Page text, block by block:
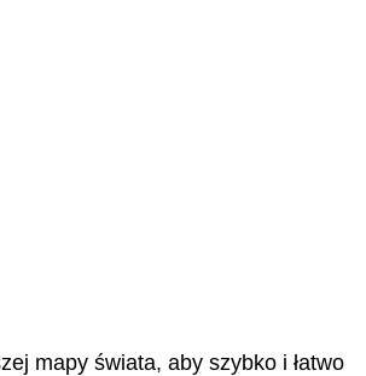
mapy świata, aby szybko i łatwo